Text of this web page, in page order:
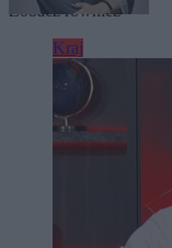
Zobacz również
Kraj